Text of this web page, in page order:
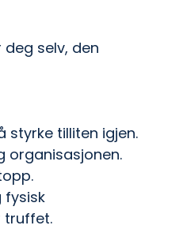
selv, den
styrke tilliten igjen.
organisasjonen.
fysisk
truffet.